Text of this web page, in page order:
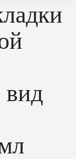
вид